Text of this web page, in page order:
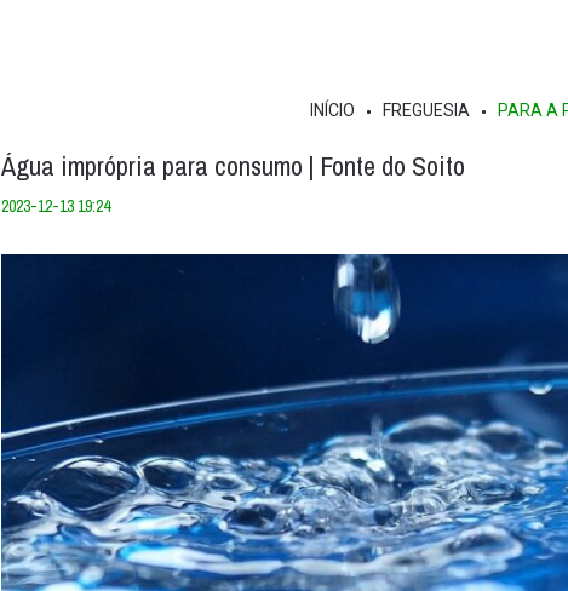
INÍCIO FREGUESIA PARA A
Água imprópria para consumo | Fonte do Soito
2023-12-13 19:24